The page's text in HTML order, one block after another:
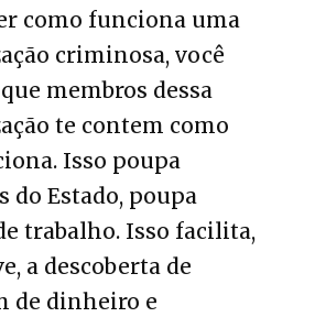
como funciona uma
criminosa, você
membros dessa
te contem como
Isso poupa
do Estado, poupa
trabalho. Isso facilita,
a descoberta de
de dinheiro e